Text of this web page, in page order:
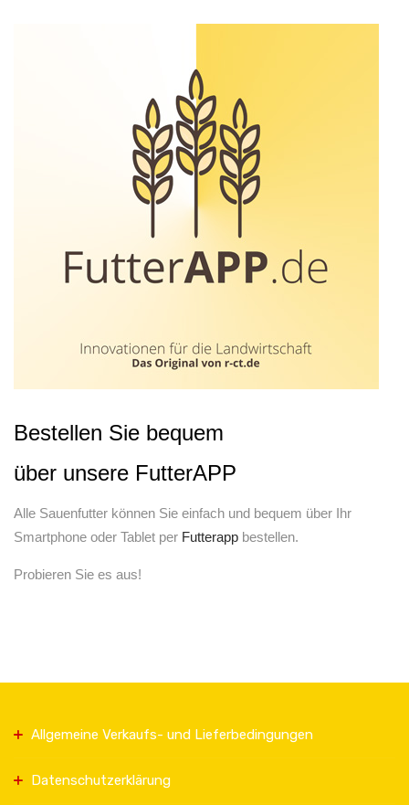
Bestellen Sie bequem
über unsere FutterAPP
Alle Sauenfutter können Sie einfach und bequem über Ihr
Smartphone oder Tablet per Futterapp bestellen.
Probieren Sie es aus!
Allgemeine Verkaufs- und Lieferbedingungen
Datenschutzerklärung